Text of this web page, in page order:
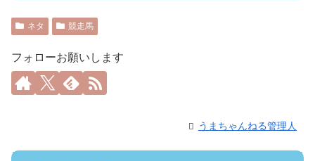
ネタ 競走馬
フォローお願いします
うまちゃんねる管理人